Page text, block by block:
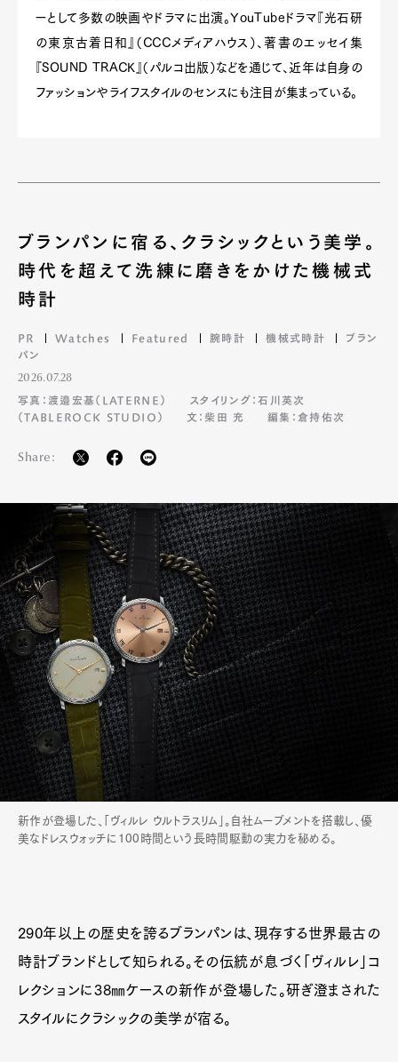
ーとして多数の映画やドラマに出演。YouTubeドラマ『光石研
の東京古着日和』（CCCメディアハウス）、著書のエッセイ集
『SOUND TRACK』（パルコ出版）などを通じて、近年は自身の
ファッションやライフスタイルのセンスにも注目が集まっている。
ブランパンに宿る、クラシックという美学。
時代を超えて洗練に磨きをかけた機械式
時計
PR Watches Featured 腕時計 機械式時計
ブラン
パン
2026.07.28
写真：渡邉宏基（LATERNE）
スタイリング：石川英次
（TABLEROCK STUDIO）
文：柴田 充 編集：倉持佑次
Share:
新作が登場した、「ヴィルレ ウルトラスリム」。自社ムーブメントを搭載し、優
美なドレスウォッチに100時間という長時間駆動の実力を秘める。
290年以上の歴史を誇るブランパンは、現存する世界最古の
時計ブランドとして知られる。その伝統が息づく「ヴィルレ」コ
レクションに38㎜ケースの新作が登場した。研ぎ澄まされた
スタイルにクラシックの美学が宿る。